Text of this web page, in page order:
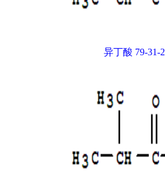
异丁酸 79-31-2